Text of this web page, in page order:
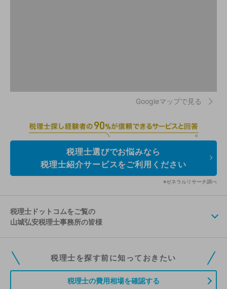
Googleマップで見る
税理士選びでお悩みなら
税理士紹介サービスをご利用ください
※ゼネラルリサーチ調べ
税理士ドットコムをご覧の
山城弘安税理士事務所の皆様
税理士ドットコムの無料会員にご登録いただくと、貴事務所の情報を編集し
ていただくことができます。また、税理士をお探しの方との接点をご提供す
税理士を探す前に知っておきたい
税理士の費用相場を確認する